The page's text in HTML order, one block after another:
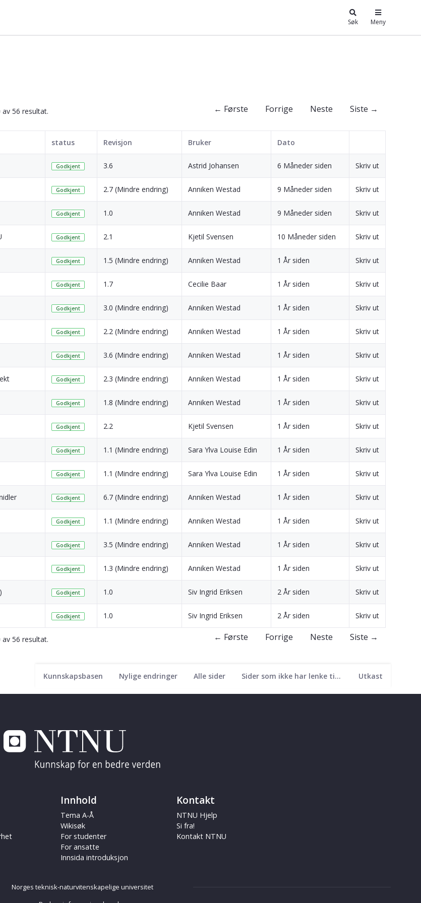
Søk Meny
Kunnskapsbasen Nylige endringer Alle sider Sider som ikke har lenke til seg Utkast
av 56 resultat. ← Første Forrige Neste Siste →
status Revisjon Bruker Dato
Godkjent 3.6 Astrid Johansen 6 Måneder siden Skriv ut
Godkjent 2.7 (Mindre endring) Anniken Westad 9 Måneder siden Skriv ut
Godkjent 1.0 Anniken Westad 9 Måneder siden Skriv ut
Godkjent 2.1 Kjetil Svensen 10 Måneder siden Skriv ut
Godkjent 1.5 (Mindre endring) Anniken Westad 1 År siden Skriv ut
Godkjent 1.7 Cecilie Baar 1 År siden Skriv ut
Godkjent 3.0 (Mindre endring) Anniken Westad 1 År siden Skriv ut
Godkjent 2.2 (Mindre endring) Anniken Westad 1 År siden Skriv ut
Godkjent 3.6 (Mindre endring) Anniken Westad 1 År siden Skriv ut
Godkjent 2.3 (Mindre endring) Anniken Westad 1 År siden Skriv ut
Godkjent 1.8 (Mindre endring) Anniken Westad 1 År siden Skriv ut
Godkjent 2.2 Kjetil Svensen 1 År siden Skriv ut
Godkjent 1.1 (Mindre endring) Sara Ylva Louise Edin 1 År siden Skriv ut
Godkjent 1.1 (Mindre endring) Sara Ylva Louise Edin 1 År siden Skriv ut
Godkjent 6.7 (Mindre endring) Anniken Westad 1 År siden Skriv ut
Godkjent 1.1 (Mindre endring) Anniken Westad 1 År siden Skriv ut
Godkjent 3.5 (Mindre endring) Anniken Westad 1 År siden Skriv ut
Godkjent 1.3 (Mindre endring) Anniken Westad 1 År siden Skriv ut
Godkjent 1.0 Siv Ingrid Eriksen 2 År siden Skriv ut
Godkjent 1.0 Siv Ingrid Eriksen 2 År siden Skriv ut
av 56 resultat. ← Første Forrige Neste Siste →
Innhold
Tema A-Å
Wikisøk
For studenter
For ansatte
Innsida introduksjon
Kontakt
NTNU Hjelp
Si fra!
Kontakt NTNU
Norges teknisk-naturvitenskapelige universitet